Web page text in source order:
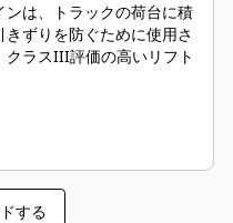
は、トラックの荷台に積
ずりを防ぐために使用さ
ラスIII評価の高いリフト
する